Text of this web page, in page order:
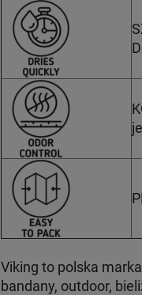
Viking to polska
bandany, outdoor,